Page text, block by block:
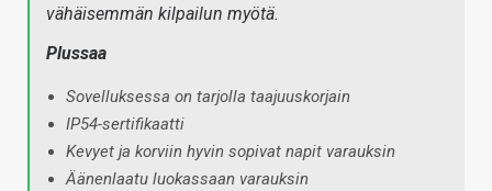
vähäisemmän kilpailun myötä.
Plussaa
Sovelluksessa on tarjolla taajuuskorjain
IP54-sertifikaatti
Kevyet ja korviin hyvin sopivat napit varauksin
Äänenlaatu luokassaan varauksin